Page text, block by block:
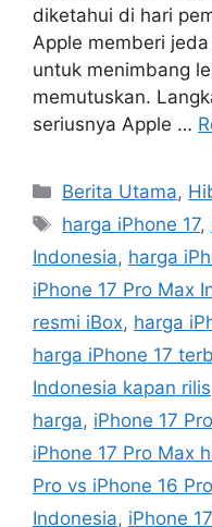
diketahui di hari
Apple memberi
untuk menimbang
memutuskan.
seriusnya Apple …
C
a
e
g
o
r
s
Berita Utama,
T
s
harga iPhone 17,
Indonesia, harga
iPhone 17 Pro Max
resmi iBox, harga
harga iPhone 17
Indonesia kapan rilis
harga, iPhone 17
iPhone 17 Pro Max
Pro vs iPhone 16 Pro
Indonesia, iPhone